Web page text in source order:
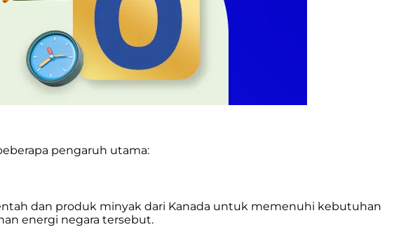
pengaruh utama:
dan produk minyak dari Kanada untuk memenuhi kebutuhan
energi negara tersebut.